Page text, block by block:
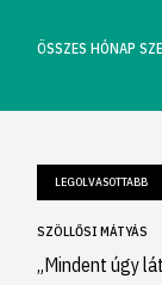
ÖSSZES HÓNAP
LEGOLVASOTTABB
SZÖLLŐSI MÁTYÁS
„Mindent úgy